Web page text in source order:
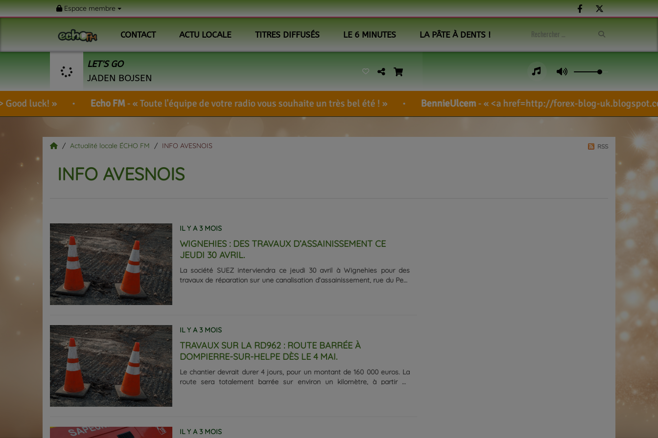
Espace membre
CONTACT ACTU LOCALE TITRES DIFFUSÉS LE 6 MINUTES LA PÂTE À DENTS !
LET'S GO
JADEN BOJSEN
Echo FM- Toute l'équipe de votre radio vous souhaite un très bel été ! BennieUlcem <a href=http://forex-blog-uk.blogspot.com/search/
Actualité locale ÉCHO FM INFO AVESNOIS
INFO AVESNOIS
RSS
IL Y A 3 MOIS
WIGNEHIES : DES TRAVAUX D’ASSAINISSEMENT CE
JEUDI 30 AVRIL.
La société SUEZ interviendra ce jeudi 30 avril à Wignehies pour des
travaux de réparation sur une canalisation d’assainissement, rue du Petit
IL Y A 3 MOIS
TRAVAUX SUR LA RD962 : ROUTE BARRÉE À
DOMPIERRE-SUR-HELPE DÈS LE 4 MAI.
Le chantier devrait durer 4 jours, pour un montant de 160 000 euros. La
route sera totalement barrée sur environ un kilomètre, à partir du
IL Y A 3 MOIS